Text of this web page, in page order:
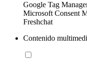
Google Tag
Microsoft Consent
Freshchat
Contenido